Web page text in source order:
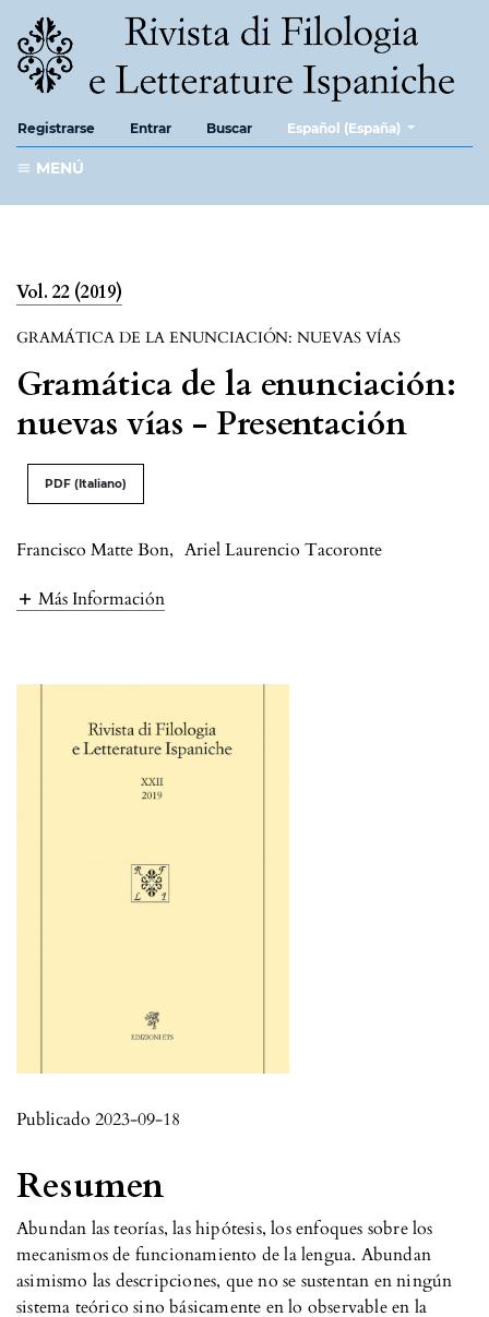
Registrarse Entrar Buscar Español (España)
MENÚ
Vol. 22 (2019)
GRAMÁTICA DE LA ENUNCIACIÓN: NUEVAS VÍAS
Gramática de la enunciación:
nuevas vías - Presentación
PDF (Italiano)
Francisco Matte Bon, Ariel Laurencio Tacoronte
Más Información
Publicado 2023-09-18
Resumen
Abundan las teorías, las hipótesis, los enfoques sobre los
mecanismos de funcionamiento de la lengua. Abundan
asimismo las descripciones, que no se sustentan en ningún
sistema teórico sino básicamente en lo observable en la